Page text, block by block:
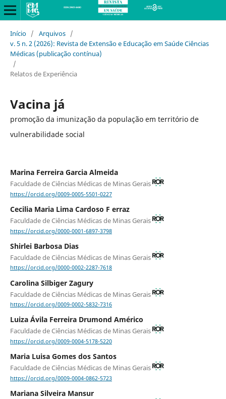
Início / Arquivos /
v. 5 n. 2 (2026): Revista de Extensão e Educação em Saúde Ciências
Médicas (publicação contínua)
/
Relatos de Experiência
Vacina já
promoção da imunização da população em território de
vulnerabilidade social
Marina Ferreira Garcia Almeida
Faculdade de Ciências Médicas de Minas Gerais
https://orcid.org/0009-0005-5501-0227
Cecilia Maria Lima Cardoso F erraz
Faculdade de Ciências Médicas de Minas Gerais
https://orcid.org/0000-0001-6897-3798
Shirlei Barbosa Dias
Faculdade de Ciências Médicas de Minas Gerais
https://orcid.org/0000-0002-2287-7618
Carolina Silbiger Zagury
Faculdade de Ciências Médicas de Minas Gerais
https://orcid.org/0009-0002-5832-7316
Luiza Ávila Ferreira Drumond Américo
Faculdade de Ciências Médicas de Minas Gerais
https://orcid.org/0009-0004-5178-5220
Maria Luisa Gomes dos Santos
Faculdade de Ciências Médicas de Minas Gerais
https://orcid.org/0009-0004-0862-5723
Mariana Silveira Mansur